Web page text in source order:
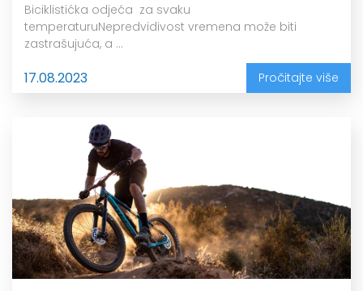
Biciklistićka odjeća za svaku
temperaturuNepredvidivost vremena može biti
zastrašujuća, a ...
17.08.2023 Pročitajte više